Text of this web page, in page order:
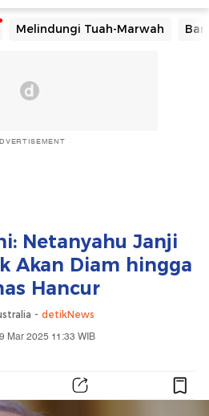
Melindungi Tuah-Marwah
Netanyahu Janji
Akan Diam hingga
Hancur
- detikNews
Mar 2025 11:33 WIB